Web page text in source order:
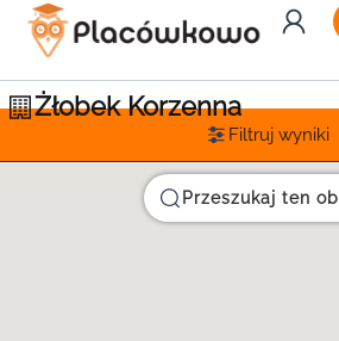
Żłobek Korzenna
Filtruj wyniki
Przeszukaj ten